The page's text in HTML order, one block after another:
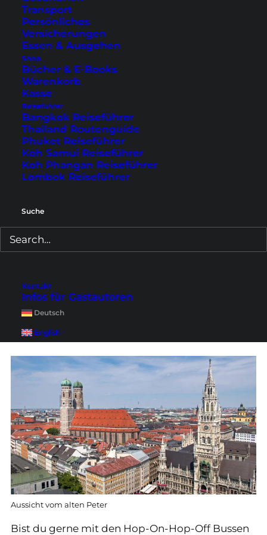
Transport
Persönliches
Versicherungen
Essen & Ausgehen
Shop
Bücher & E-Books
Warenkorb
Kasse
Reiseführer
Bangkok Reiseführer
Thailand Routenguide
Phuket Reiseführer
Koh Samui Reiseführer
Koh Phangan Reiseführer
Lombok Reiseführer
Suche
Kontakt
Infos für Gastautoren
Deutsch
English
Der Olympiapark
Was kannst du nun alles mit den Hop-On-Hop-
Off Bussen erkunden? Mit deinem 24 oder 48
Olympiapark
Marienplatzmachen. Doch auch Ziele wie das
Schwabing
sehen. Du steigst dort ein und aus, wo du
möchtest und wir finden dieses Prinzip super für
Touristen.
Aussicht vom alten Peter
Bist du gerne mit den Hop-On-Hop-Off Bussen